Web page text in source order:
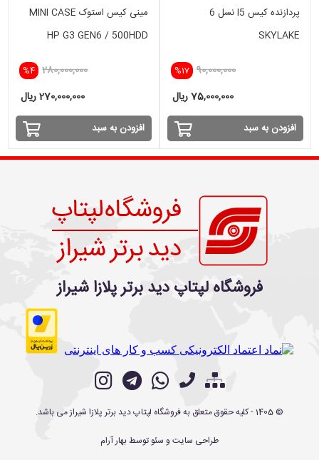
پردازنده کیس I5 نسل 6
SKYLAKE
%17 90,000,000
75,000,000 ریال
افزودن به سبد
مینی کیس استوک MINI CASE
HP G3 GEN6 / 500HDD
%4 280,000,000
270,000,000 ریال
افزودن به سبد
فروشگاه لپتاپ دید برتر پلازا شیراز
©
1405- کلیه حقوق متعلق بهفروشگاه لپتاپ دید برتر پلازا شیرازمی باشد.
طراحی سایت و سئوتوسطبهار آرام